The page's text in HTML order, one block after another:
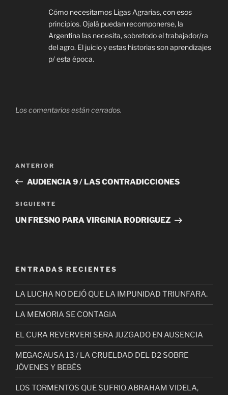
Cómo necesitamos Ligas Agrarias, con esos
principios. Ojalá puedan recomponerse, la
Argentina las necesita, sobretodo el trabajador/ra
del agro. El juicio y estas historias son aprendizajes
p/ esta época.
Los comentarios están cerrados.
entradas
Entrada
anterior
ANTERIOR
AUDIENCIA 9 / LAS CONTRADICCIONES
Siguiente
entrada
SIGUIENTE
UN FRESNO PARA VIRGINIA RODRIGUEZ
ENTRADAS RECIENTES
LA LUCHA NO DEJÓ QUE LA IMPUNIDAD TRIUNFARA.
LA MEMORIA SE CONTAGIA
EL CURA REVERVERI SERA JUZGADO EN AUSENCIA
MEGACAUSA 13 / LA CRUELDAD DEL D2 SOBRE
JÓVENES Y BEBÉS
LOS TORMENTOS QUE SUFRIO ABRAHAM VIDELA,